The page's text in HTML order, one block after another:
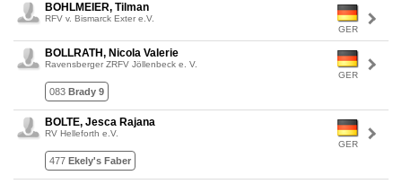
GER
BOHLMEIER, Tilman
RFV v. Bismarck Exter e.V.
GER
BOLLRATH, Nicola Valerie
Ravensberger ZRFV Jöllenbeck e. V.
083 Brady 9
GER
BOLTE, Jesca Rajana
RV Helleforth e.V.
477 Ekely's Faber